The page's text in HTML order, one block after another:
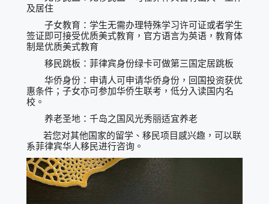
及居住
子女教育：学生无需办理特殊学习许可证或者学生
签证即可接受优质美式教育，官方语言为英语，教育体
制是优质美式教育
移民跳板：菲律宾身份绿卡可做第三国定居跳板
华侨身份：申请人可申请华侨身份，回国投资获优
惠条件；子女亦可参加华侨生联考，低分入读国内名
校。
养老圣地：千岛之国风光秀丽适宜养老
若您对其他国家的留学、移民项目感兴趣，可以联
系菲律宾华人移民进行咨询。